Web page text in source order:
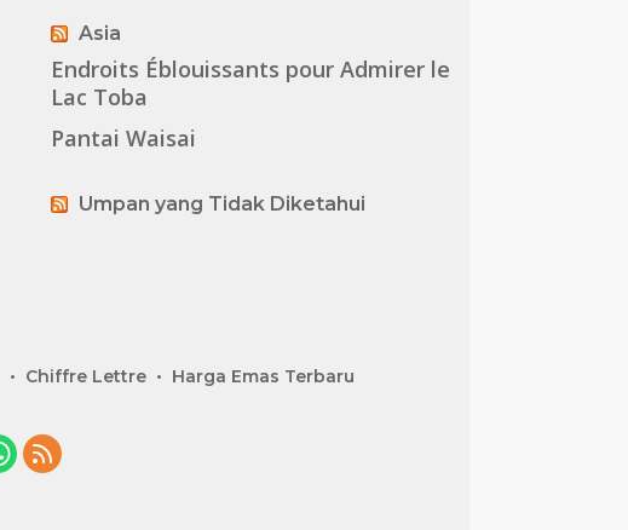
Asia
Endroits Éblouissants pour Admirer le
Lac Toba
Pantai Waisai
Umpan yang Tidak Diketahui
Chiffre Lettre Harga Emas Terbaru